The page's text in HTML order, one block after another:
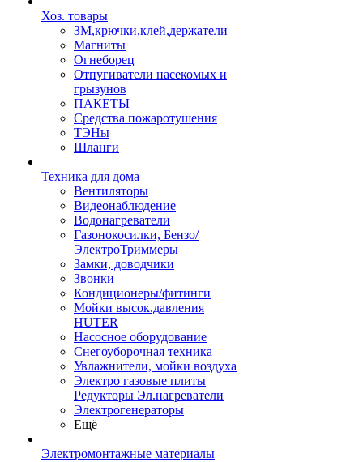
Хоз. товары
ЗМ,крючки,клей,держатели
Магниты
Огнеборец
Отпугиватели насекомых и
грызунов
ПАКЕТЫ
Средства пожаротушения
ТЭНы
Шланги
Техника для дома
Вентиляторы
Видеонаблюдение
Водонагреватели
Газонокосилки, Бензо/
ЭлектроТриммеры
Замки, доводчики
Звонки
Кондиционеры/фитинги
Мойки высок.давления
HUTER
Насосное оборудование
Снегоуборочная техника
Увлажнители, мойки воздуха
Электро газовые плиты
Редукторы Эл.нагреватели
Электрогенераторы
Ещё
Электромонтажные материалы